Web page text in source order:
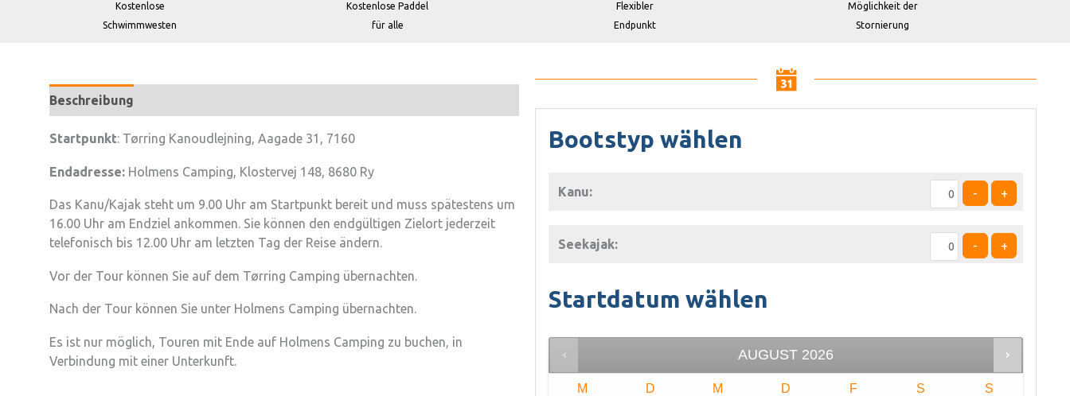
Kostenlose
Schwimmwesten
Kostenlose Paddel
für alle
Flexibler
Endpunkt
Möglichkeit der
Stornierung
Beschreibung
Startpunkt: Tørring Kanoudlejning, Aagade 31, 7160
Endadresse: Holmens Camping, Klostervej 148, 8680 Ry
Das Kanu/Kajak steht um 9.00 Uhr am Startpunkt bereit und muss spätestens um
16.00 Uhr am Endziel ankommen. Sie können den endgültigen Zielort jederzeit
telefonisch bis 12.00 Uhr am letzten Tag der Reise ändern.
Vor der Tour können Sie auf dem Tørring Camping übernachten.
Nach der Tour können Sie unter Holmens Camping übernachten.
Es ist nur möglich, Touren mit Ende auf Holmens Camping zu buchen, in
Verbindung mit einer Unterkunft.
Bootstyp wählen
Kanu: - +
Seekajak: - +
Startdatum wählen
AUGUST 2026
M D M D F S S